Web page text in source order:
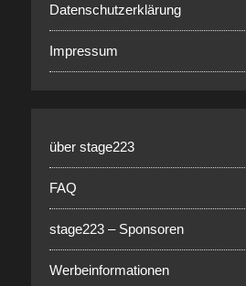
Datenschutzerklärung
Impressum
über stage223
FAQ
stage223 – Sponsoren
Werbeinformationen